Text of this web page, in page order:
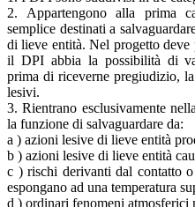
2. Appartengono alla prima
semplice destinati a
di lieve entità. Nel progetto deve
il DPI abbia la possibilità di
prima di riceverne pregiudizio,
lesivi.
3. Rientrano esclusivamente
la funzione di salvaguardare da:
a ) azioni lesive di lieve entità
b ) azioni lesive di lieve entità
c ) rischi derivanti dal contatto
espongano ad una temperatura
d ) ordinari fenomeni atmosferici